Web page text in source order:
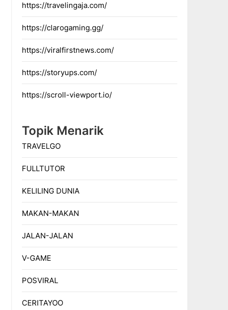
https://travelingaja.com/
https://clarogaming.gg/
https://viralfirstnews.com/
https://storyups.com/
https://scroll-viewport.io/
Topik Menarik
TRAVELGO
FULLTUTOR
KELILING DUNIA
MAKAN-MAKAN
JALAN-JALAN
V-GAME
POSVIRAL
CERITAYOO